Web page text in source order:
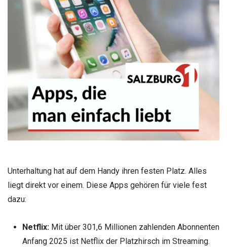
Unterhaltung hat auf dem Handy ihren festen Platz. Alles
liegt direkt vor einem. Diese Apps gehören für viele fest
dazu:
Netflix:Mit über 301,6 Millionen zahlenden Abonnenten
Anfang 2025 ist Netflix der Platzhirsch im Streaming.